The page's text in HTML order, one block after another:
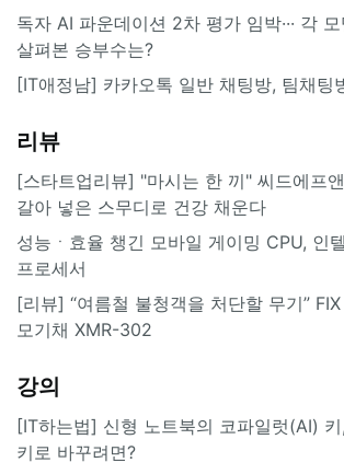
독자 AI 파운데이션 2차 평가 임박··· 각
살펴본 승부수는?
[IT애정남] 카카오톡 일반 채팅방, 팀채팅
리뷰
[스타트업리뷰] "마시는 한 끼" 씨드에프
갈아 넣은 스무디로 건강 채운다
성능ㆍ효율 챙긴 모바일 게이밍 CPU, 인
프로세서
[리뷰] “여름철 불청객을 처단할 무기”
모기채 XMR-302
강의
[IT하는법] 신형 노트북의 코파일럿(AI)
키로 바꾸려면?